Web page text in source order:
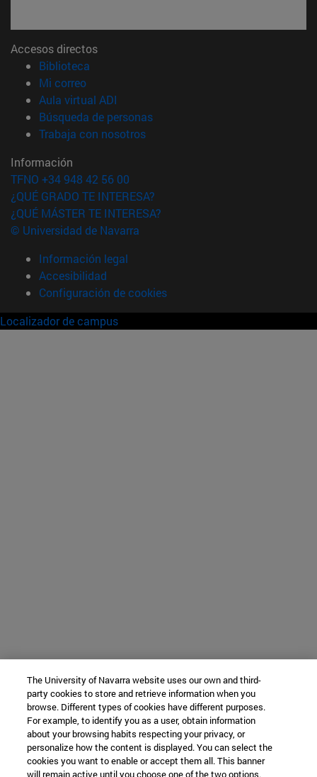
Accesos directos
Biblioteca
Mi correo(abre en nueva ventana)
Aula virtual ADI
Búsqueda de personas(abre en nueva ventana)
Trabaja con nosotros(abre en nueva ventana)
Información
TFNO +34 948 42 56 00
¿QUÉ GRADO TE INTERESA?
¿QUÉ MÁSTER TE INTERESA?
© Universidad de Navarra
Información legal
Accesibilidad
Configuración de cookies
Localizador de campus
The University of Navarra website uses our own and third-
party cookies to store and retrieve information when you
browse. Different types of cookies have different purposes.
For example, to identify you as a user, obtain information
about your browsing habits respecting your privacy, or
personalize how the content is displayed. You can select the
cookies you want to enable or accept them all. This banner
will remain active until you choose one of the two options.